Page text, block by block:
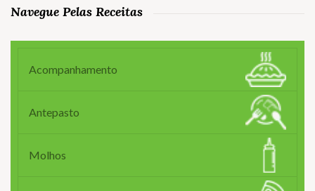
Navegue Pelas Receitas
Acompanhamento
Antepasto
Molhos